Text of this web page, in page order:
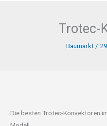
Trotec-
Baumarkt /
Die besten Trotec-Konvektoren